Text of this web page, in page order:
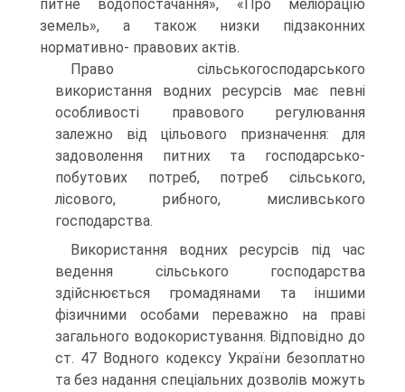
питне водопостачання», «Про меліорацію
земель», а також низки підзаконних
нормативно- правових актів.
Право сільськогосподарського
використання водних ресурсів має певні
особливості правового регулювання
залежно від цільового призначення: для
задоволення питних та господарсько-
побутових по­треб, потреб сільського,
лісового, рибного, мисливського
господарст­ва.
Використання водних ресурсів під час
ведення сільського гос­подарства
здійснюється громадянами та іншими
фізичними особами переважно на праві
загального водокористування. Відповідно до
ст. 47 Водного кодексу України безоплатно
та без надання спеціальних до­зволів можуть